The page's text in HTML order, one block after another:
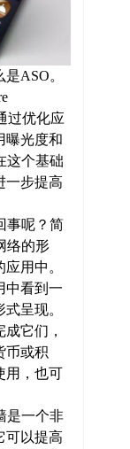
是ASO。
过优化应
曝光度和
这个基础
一步提高
事呢？简
络的形
用中。
中看到一
呈现。
它们，
币或积
用，也可
是一个非
可以提高